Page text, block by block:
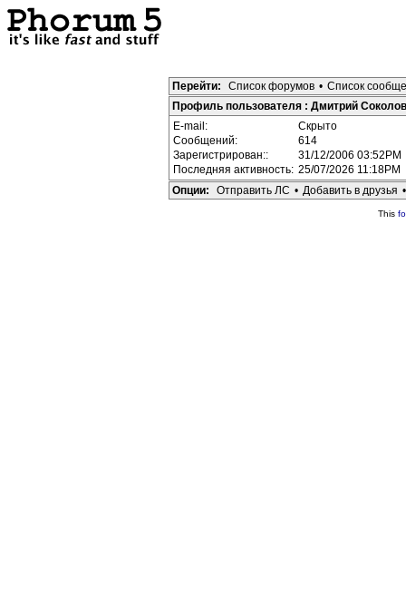
Перейти: Список форумов • Список
Профиль пользователя : Дмитрий Соколов
E-mail:
Скрыто
Сообщений:
614
Зарегистрирован::
31/12/2006 03:52PM
Последняя активность: 25/07/2026 11:18PM
Опции:
Отправить ЛС • Добавить в друзья
This